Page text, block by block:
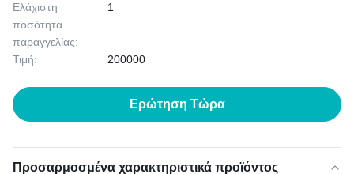
Ελάχιστη
ποσότητα
παραγγελίας:
1
Τιμή: 200000
Ερώτηση Τώρα
Προσαρμοσμένα χαρακτηριστικά προϊόντος